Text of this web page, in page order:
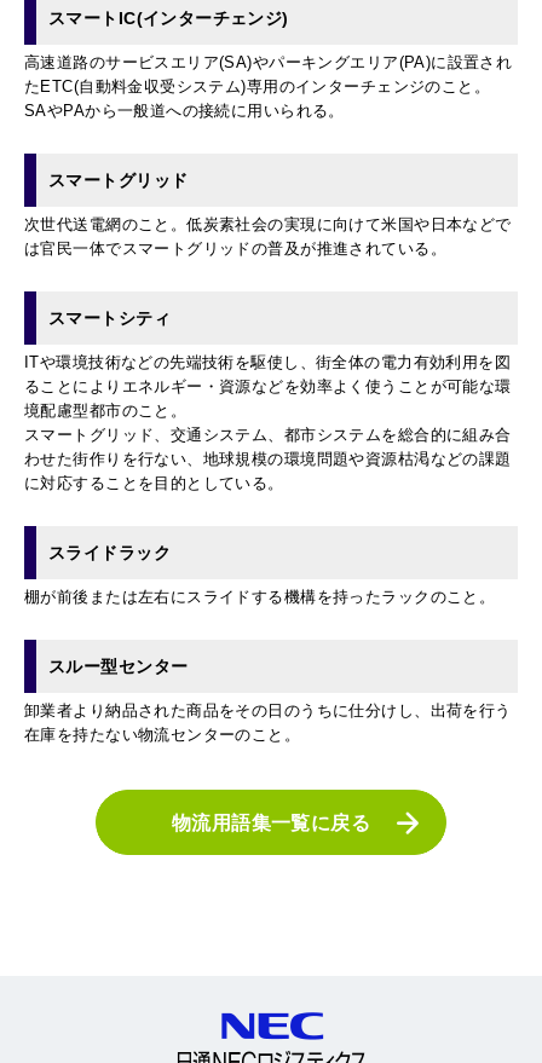
スマートIC(インターチェンジ)
高速道路のサービスエリア(SA)やパーキングエリア(PA)に設置され
たETC(自動料金収受システム)専用のインターチェンジのこと。
SAやPAから一般道への接続に用いられる。
スマートグリッド
次世代送電網のこと。低炭素社会の実現に向けて米国や日本などで
は官民一体でスマートグリッドの普及が推進されている。
スマートシティ
ITや環境技術などの先端技術を駆使し、街全体の電力有効利用を図
ることによりエネルギー・資源などを効率よく使うことが可能な環
境配慮型都市のこと。
スマートグリッド、交通システム、都市システムを総合的に組み合
わせた街作りを行ない、地球規模の環境問題や資源枯渇などの課題
に対応することを目的としている。
スライドラック
棚が前後または左右にスライドする機構を持ったラックのこと。
スルー型センター
卸業者より納品された商品をその日のうちに仕分けし、出荷を行う
在庫を持たない物流センターのこと。
物流用語集一覧に戻る